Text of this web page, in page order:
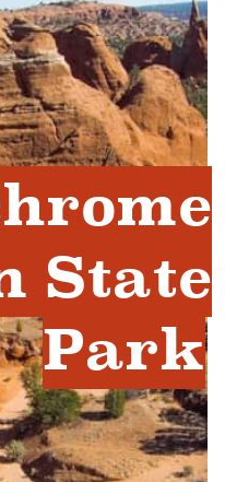
State
Park